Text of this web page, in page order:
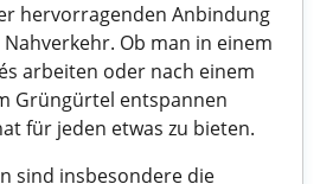
hervorragenden Anbindung
Ob man in einem
arbeiten oder nach einem
Grüngürtel entspannen
für jeden etwas zu bieten.
sind insbesondere die